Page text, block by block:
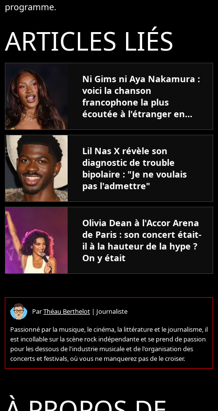
programme.
ARTICLES LIÉS
Ni Gims ni Aya Nakamura :
voici la chanson
francophone la plus
écoutée à l'étranger en
Lil Nas X révèle son
diagnostic de trouble
bipolaire : "Je ne voulais
pas l'admettre"
Olivia Dean à l'Accor Arena
de Paris : son concert était-
il à la hauteur de la hype ?
On y était
ParThéau Berthelot | Journaliste
Passionné par la musique, le cinéma, la littérature et le journalisme, il
est incollable sur la scène rock indépendante et se prend de passion
pour les dessous de l'industrie musicale et de l'organisation des
concerts et festivals, où vous ne manquerez pas de le croiser.